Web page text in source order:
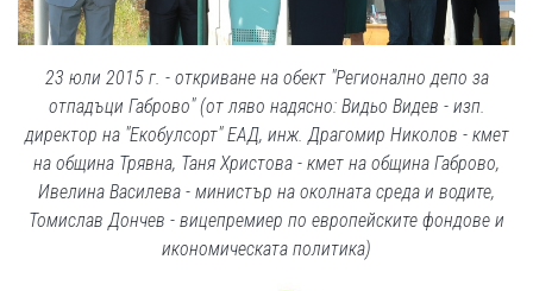
23 юли 2015 г. - откриване на обект "Регионално депо за
отпадъци Габрово" (от ляво надясно: Видьо Видев - изп.
директор на "Екобулсорт" ЕАД, инж. Драгомир Николов - кмет
на община Трявна, Таня Христова - кмет на община Габрово,
Ивелина Василева - министър на околната среда и водите,
Томислав Дончев - вицепремиер по европейските фондове и
икономическата политика)